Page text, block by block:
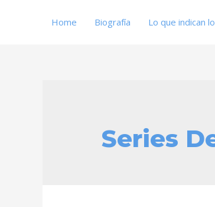
Home Biografía Lo que indican
Series